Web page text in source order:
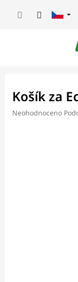
Košík za
Průměrné
Neohodnoceno